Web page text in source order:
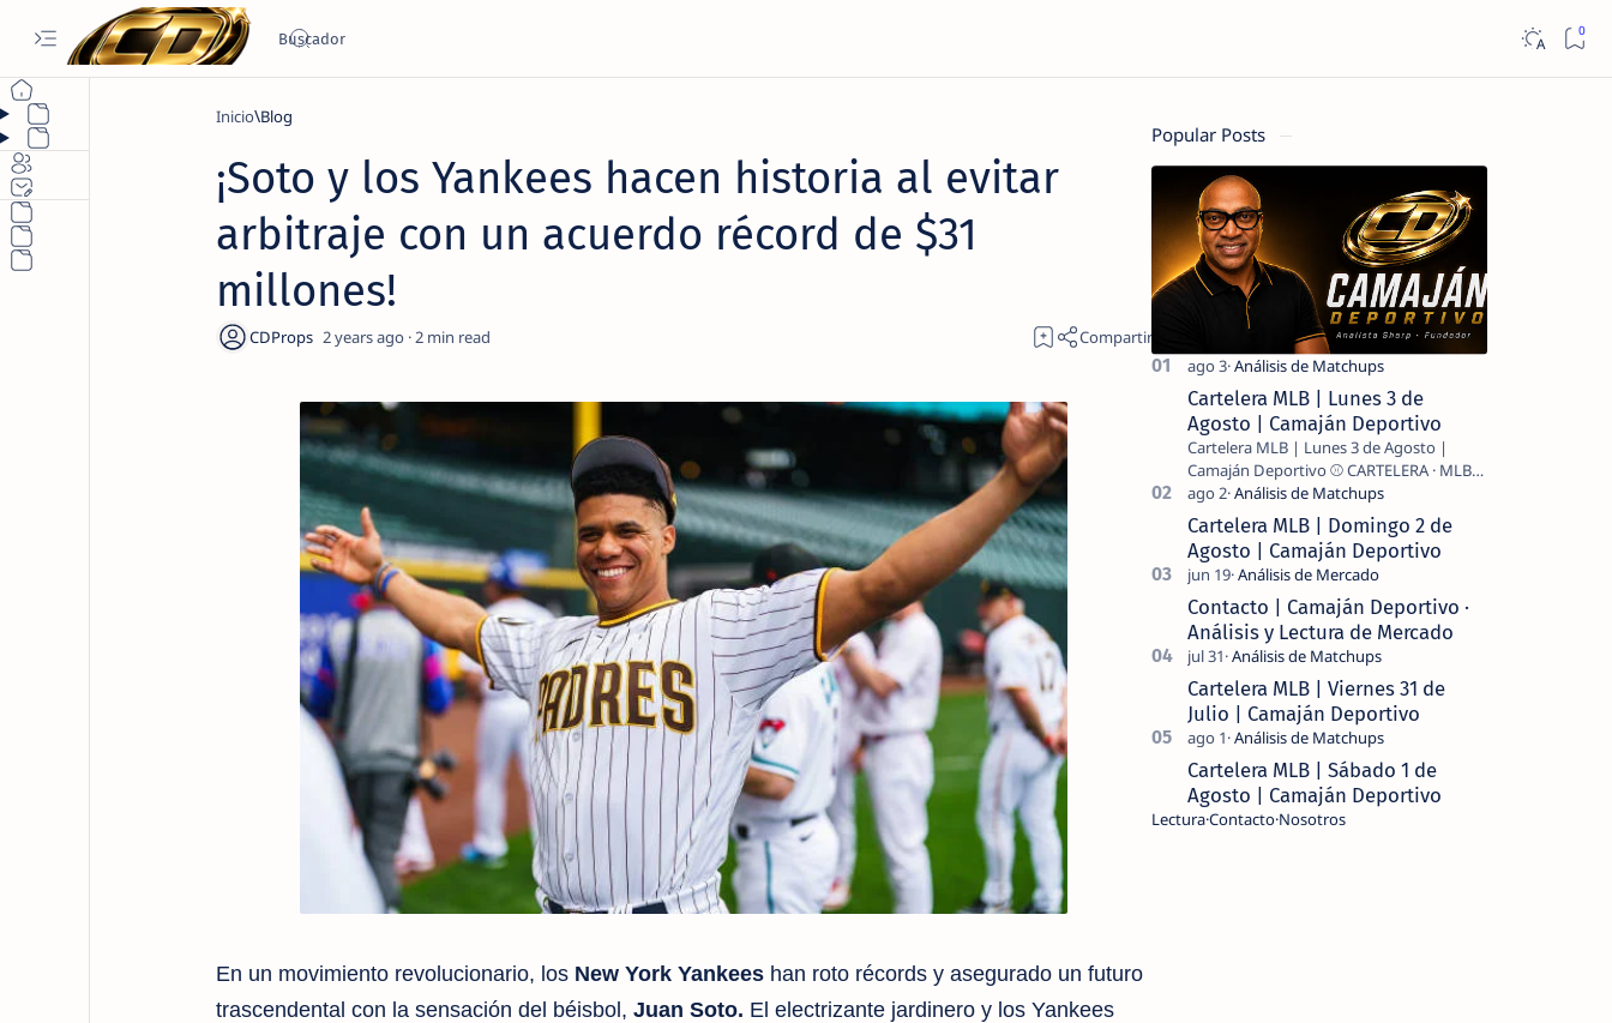
Inicio Blog
¡Soto y los Yankees hacen historia al evitar
arbitraje con un acuerdo récord de $31
millones!
2 years ago 2
En un movimiento revolucionario, los New York Yankeeshan roto récords y asegurado un futuro
trascendental con la sensación del béisbol, Juan Soto. El electrizante jardinero y los Yankees
Popular Posts
Cartelera MLB | Lunes 3 de
Agosto | Camaján Deportivo
Cartelera MLB | Lunes 3 de Agosto |
Camaján Deportivo ⚾ CARTELERA · MLB
Cartelera MLB | Domingo 2 de
Agosto | Camaján Deportivo
Contacto | Camaján Deportivo ·
Análisis y Lectura de Mercado
Cartelera MLB | Viernes 31 de
Julio | Camaján Deportivo
Cartelera MLB | Sábado 1 de
Agosto | Camaján Deportivo
LecturaContactoNosotros